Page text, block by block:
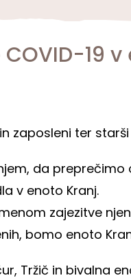
19 v
zaposleni ter
da
v enoto Kranj.
zajezitve
bomo enoto
Tržič in bivalna